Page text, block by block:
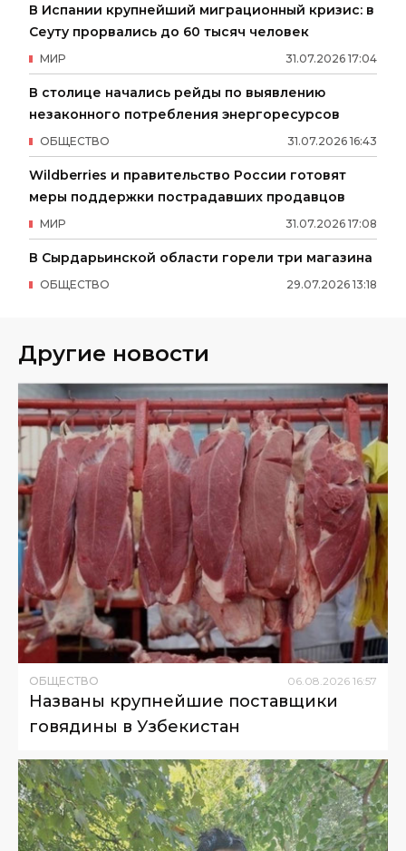
В Испании крупнейший миграционный кризис: в
Сеуту прорвались до 60 тысяч человек
31.07.2026 17:04
МИР
В столице начались рейды по выявлению
незаконного потребления энергоресурсов
31.07.2026 16:43
ОБЩЕСТВО
Wildberries и правительство России готовят
меры поддержки пострадавших продавцов
31.07.2026 17:08
МИР
В Сырдарьинской области горели три магазина
29.07.2026 13:18
ОБЩЕСТВО
Другие новости
ОБЩЕСТВО 06 08 2026 16:57
Названы крупнейшие поставщики
говядины в Узбекистан